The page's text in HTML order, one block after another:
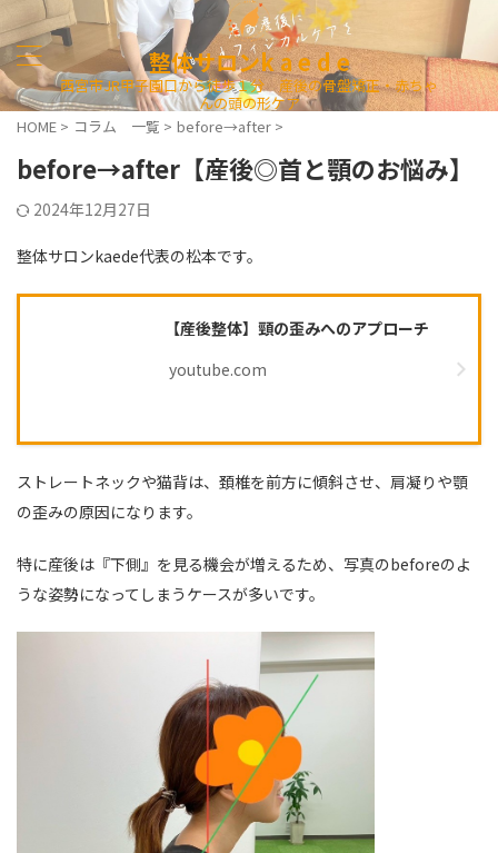
整体サロンk a e d e
西宮市JR甲子園口から徒歩１分 産後の骨盤矯正・赤ちゃ
んの頭の形ケア
HOME > コラム 一覧 > before→after >
before→after【産後◎首と顎のお悩み】
2024年12月27日
整体サロンkaede代表の松本です。
【産後整体】頸の歪みへのアプローチ
youtube.com
ストレートネックや猫背は、頚椎を前方に傾斜させ、肩凝りや顎
の歪みの原因になります。
特に産後は『下側』を見る機会が増えるため、写真のbeforeのよ
うな姿勢になってしまうケースが多いです。